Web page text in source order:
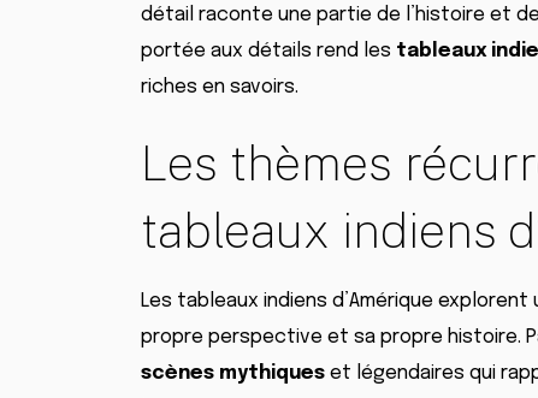
détail raconte une partie de l’histoire et
portée aux détails rend les tableaux
riches en savoirs.
Les thèmes
tableaux indiens
Les tableaux indiens d’Amérique
propre perspective et sa propre histoire.
scènes mythiques et légendaires qui